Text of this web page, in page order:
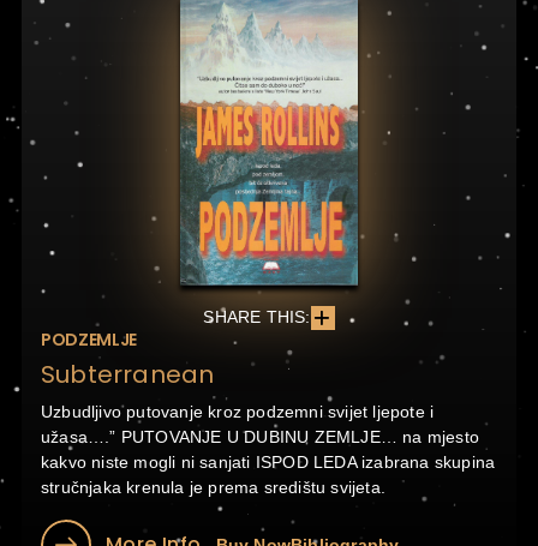
SHARE THIS:
PODZEMLJE
Subterranean
Uzbudljivo putovanje kroz podzemni svijet ljepote i
užasa….” PUTOVANJE U DUBINU ZEMLJE… na mjesto
kakvo niste mogli ni sanjati ISPOD LEDA izabrana skupina
stručnjaka krenula je prema središtu svijeta.